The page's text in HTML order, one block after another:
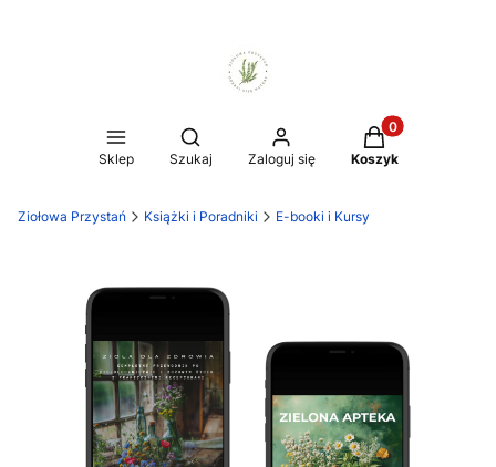
Sklep
Otwórz wyszukiwarkę
Szukaj Zaloguj się
Produkty w
Koszyk
Ziołowa Przystań Książki i Poradniki E-booki i Kursy